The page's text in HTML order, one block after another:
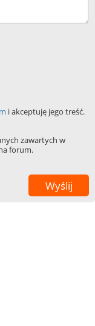
i akceptuję jego treść.
zawartych w
forum.